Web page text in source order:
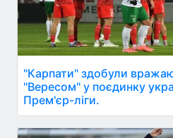
"Карпати" здобули
"Вересом" у поєдинку
Прем'єр-ліги.